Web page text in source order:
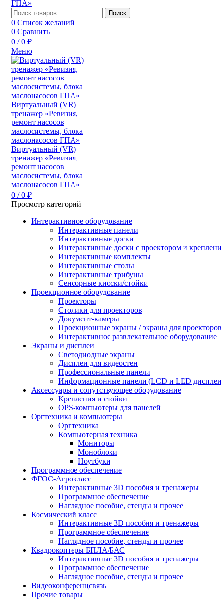
Поиск
0 Список желаний
0 Сравнить
0 / 0 ₽
Меню
0 / 0 ₽
Просмотр категорий
Интерактивное оборудование
Интерактивные панели
Интерактивные доски
Интерактивные доски с проектором и
Интерактивные комплекты
Интерактивные столы
Интерактивные трибуны
Сенсорные киоски/стойки
Проекционное оборудование
Проекторы
Столики для проекторов
Документ-камеры
Проекционные экраны / экраны для проекторов
Интерактивное развлекательное оборудование
Экраны и дисплеи
Светодиодные экраны
Дисплеи для видеостен
Профессиональные панели
Информационные панели (LCD и LED
Аксессуары и сопутствующее оборудование
Крепления и стойки
OPS-компьютеры для панелей
Оргтехника и компьютеры
Оргтехника
Компьютерная техника
Мониторы
Моноблоки
Ноутбуки
Программное обеспечение
ФГОС-Агрокласс
Интерактивные 3D пособия и тренажеры
Программное обеспечение
Наглядное пособие, стенды и прочее
Космический класс
Интерактивные 3D пособия и тренажеры
Программное обеспечение
Наглядное пособие, стенды и прочее
Квадрокоптеры БПЛА/БАС
Интерактивные 3D пособия и тренажеры
Программное обеспечение
Наглядное пособие, стенды и прочее
Видеоконференцсвязь
Прочие товары